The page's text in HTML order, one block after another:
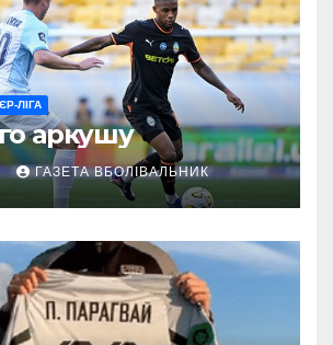
ЛІГА
аркушу
ГАЗЕТА ВБОЛІВАЛЬНИК